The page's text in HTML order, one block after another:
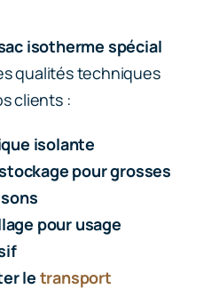
isotherme spécial
qualités techniques
clients :
isolante
pour grosses
pour usage
le transport